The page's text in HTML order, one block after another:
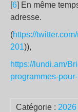
[6] En même
adresse.
(https://
201)),
https://lundi.am/
programmes-
Catégorie : 2026